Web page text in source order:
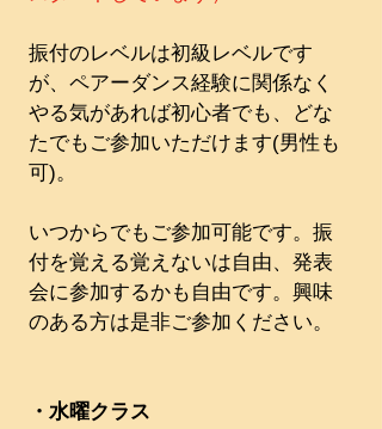
振付のレベルは初級レベルです
が、ペアーダンス経験に関係なく
やる気があれば初心者でも、どな
たでもご参加いただけます(男性も
可)。
いつからでもご参加可能です。振
付を覚える覚えないは自由、発表
会に参加するかも自由です。興味
のある方は是非ご参加ください。
・水曜クラス